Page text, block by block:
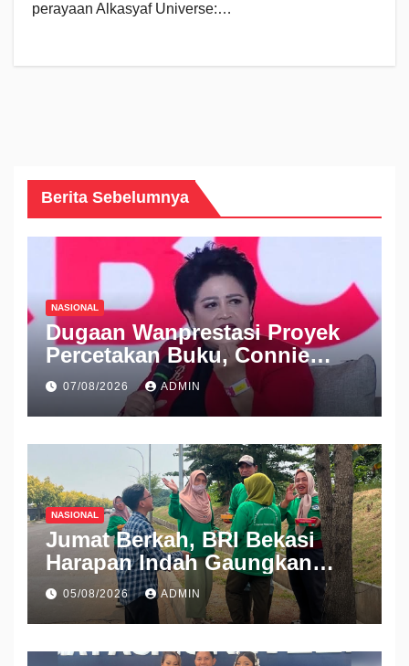
perayaan Alkasyaf Universe:…
Berita Sebelumnya
NASIONAL
Dugaan Wanprestasi Proyek
Percetakan Buku, Connie
Rahakundini Bakrie Digugat
ke PN Cibinong
07/08/2026 ADMIN
NASIONAL
Jumat Berkah, BRI Bekasi
Harapan Indah Gaungkan
Semangat Berbagi
05/08/2026 ADMIN